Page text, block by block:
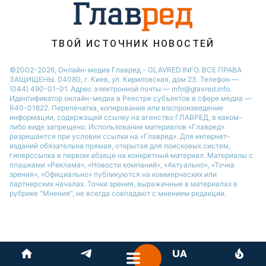
Новости Одессы
ТВОЙ ИСТОЧНИК НОВОСТЕЙ
©2002-2026, Онлайн-медиа Главред - GLAVRED.INFO. ВСЕ ПРАВА
ЗАЩИЩЕНЫ. 04080, г. Киев, ул. Кириловская, дом 23. Телефон —
(044) 490-01-01. Адрес электронной почты — info@glavred.info.
Идентификатор онлайн-медиа в Реестре cубъектов в сфере медиа —
R40-01822. Перепечатка, копирование или воспроизведение
информации, содержащей ссылку на агенство ГЛАВРЕД, в каком-
либо виде запрещено. Использование материалов «Главред»
разрешается при условии ссылки на «Главред». Для интернет-
изданий обязательна прямая, открытая для поисковых систем,
гиперссылка в первом абзаце на конкретный материал. Материалы с
плашками «Реклама», «Новости компаний», «Актуально», «Точка
зрения», «Официально» публикуются на коммерческих или
партнерских началах. Точки зрения, выраженные в материалах в
рубрике "Мнения", не всегда совпадают с мнением редакции.